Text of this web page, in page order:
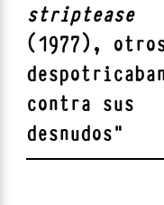
striptease
(1977),
contra sus
desnudos"